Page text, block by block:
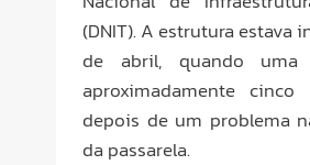
(DNIT). A estrutura estava
de abril, quando
aproximadamente
depois de um problema
da passarela.